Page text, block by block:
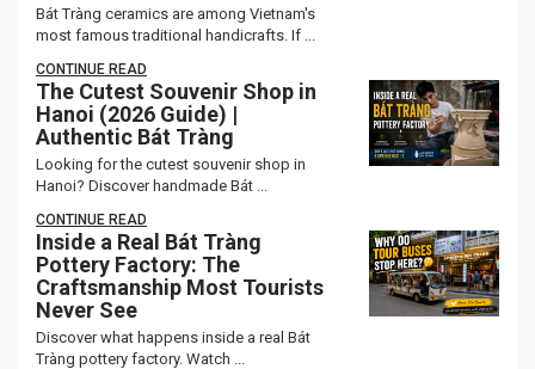
Bát Tràng ceramics are among Vietnam's
most famous traditional handicrafts. If ...
CONTINUE READ
The Cutest Souvenir Shop in
Hanoi (2026 Guide) |
Authentic Bát Tràng
Looking for the cutest souvenir shop in
Hanoi? Discover handmade Bát ...
CONTINUE READ
Inside a Real Bát Tràng
Pottery Factory: The
Craftsmanship Most Tourists
Never See
Discover what happens inside a real Bát
Tràng pottery factory. Watch ...